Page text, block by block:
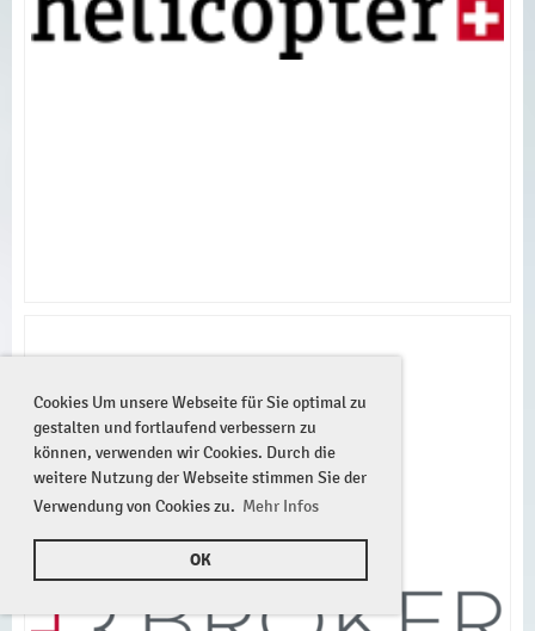
Cookies Um unsere Webseite für Sie optimal zu
gestalten und fortlaufend verbessern zu
können, verwenden wir Cookies. Durch die
weitere Nutzung der Webseite stimmen Sie der
Verwendung von Cookies zu. Mehr Infos
OK